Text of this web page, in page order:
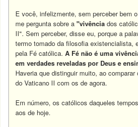
E você, infelizmente, sem perceber bem
me pergunta sobre a"vivênciados
II". Sem perceber, disse eu, porque a
termo tomado da filosofia existencialista,
pela Fé católica. A Fé não é uma
em verdades reveladas por Deus e
Haveria que distinguir muito, ao
do Vaticano II com os de agora.
Em número, os católicos daqueles
aos de hoje.